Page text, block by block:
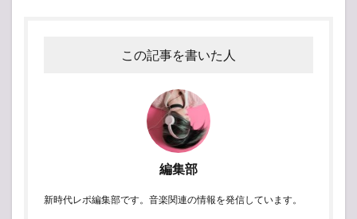
この記事を書いた人
編集部
新時代レポ編集部です。音楽関連の情報を発信しています。